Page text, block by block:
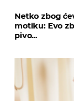
Netko zbog
motiku: Evo
pivo...